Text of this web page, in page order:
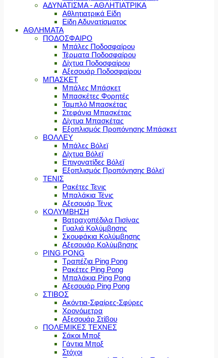
ΑΔΥΝΑΤΙΣΜΑ - ΑΘΛΗΤΙΑΤΡΙΚΑ
Αθλητιατρικά Είδη
Είδη Αδυνατίσματος
ΑΘΛΗΜΑΤΑ
ΠΟΔΟΣΦΑΙΡΟ
Μπάλες Ποδοσφαίρου
Τέρματα Ποδοσφαίρου
Δίχτυα Ποδοσφαίρου
Αξεσουάρ Ποδοσφαίρου
ΜΠΑΣΚΕΤ
Μπάλες Μπάσκετ
Μπασκέτες Φορητές
Ταμπλό Μπασκέτας
Στεφάνια Μπασκέτας
Δίχτυα Μπασκέτας
Εξοπλισμός Προπόνησης Μπάσκετ
ΒΟΛΛΕΥ
Μπάλες Βόλεϊ
Δίχτυα Βόλεϊ
Επιγονατίδες Βόλεϊ
Εξοπλισμός Προπόνησης Βόλεϊ
ΤΕΝΙΣ
Ρακέτες Τενις
Μπαλάκια Τένις
Αξεσουάρ Τένις
ΚΟΛΥΜΒΗΣΗ
Βατραχοπέδιλα Πισίνας
Γυαλιά Κολύμβησης
Σκουφάκια Κολύμβησης
Αξεσουάρ Κολύμβησης
PING PONG
Τραπέζια Ping Pong
Ρακέτες Ping Pong
Μπαλάκια Ping Pong
Αξεσουάρ Ping Pong
ΣΤΙΒΟΣ
Ακόντια-Σφαίρες-Σφύρες
Χρονόμετρα
Αξεσουάρ Στίβου
ΠΟΛΕΜΙΚΕΣ ΤΕΧΝΕΣ
Σάκοι Μποξ
Γάντια Μποξ
Στόχοι